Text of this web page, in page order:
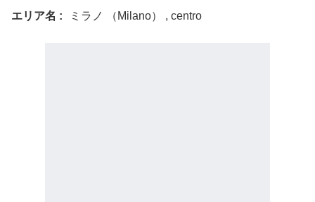
エリア名 ミラノ （Milano） , centro